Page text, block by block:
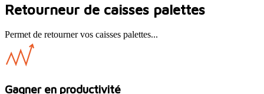
Retourneur de caisses palettes
Permet de retourner vos caisses palettes...
Gagner en productivité